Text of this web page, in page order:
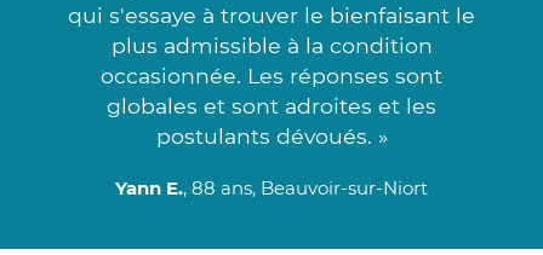
qui s'essaye à trouver le bienfaisant le
plus admissible à la condition
occasionnée. Les réponses sont
globales et sont adroites et les
postulants dévoués. »
Yann E., 88 ans, Beauvoir-sur-Niort